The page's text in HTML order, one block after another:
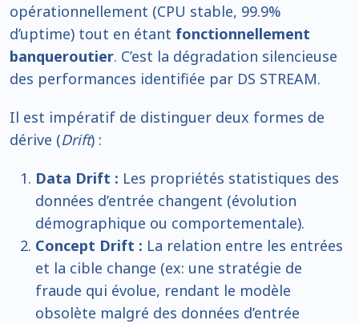
opérationnellement (CPU stable, 99.9%
d’uptime) tout en étant fonctionnellement
banqueroutier. C’est la dégradation silencieuse
des performances identifiée par DS STREAM.
Il est impératif de distinguer deux formes de
dérive (Drift) :
Data Drift : Les propriétés statistiques des
données d’entrée changent (évolution
démographique ou comportementale).
Concept Drift : La relation entre les entrées
et la cible change (ex: une stratégie de
fraude qui évolue, rendant le modèle
obsolète malgré des données d’entrée